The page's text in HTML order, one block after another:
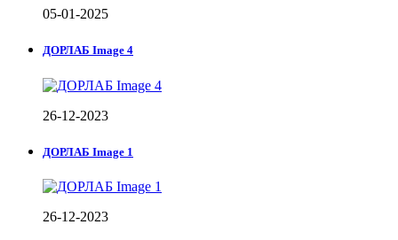
05-01-2025
ДОРЛАБ Image 4
26-12-2023
ДОРЛАБ Image 1
26-12-2023